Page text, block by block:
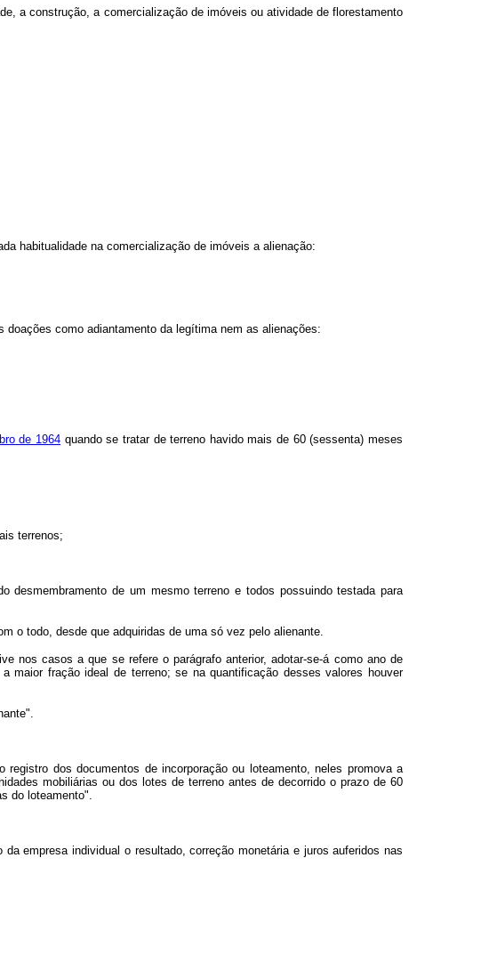
a construção, a comercialização de imóveis ou atividade de florestamento
habitualidade na comercialização de imóveis a alienação:
como adiantamento da legítima nem as alienações:
de 1964quando se tratar de terreno havido mais de 60 (sessenta) meses
terrenos;
de um mesmo terreno e todos possuindo testada para
o todo, desde que adquiridas de uma só vez pelo alienante.
nos casos a que se refere o parágrafo anterior, adotar-se-á como ano de
maior fração ideal de terreno; se na quantificação desses valores houver
dos documentos de incorporação ou loteamento, neles promova a
mobiliárias ou dos lotes de terreno antes de decorrido o prazo de 60
do loteamento".
empresa individual o resultado, correção monetária e juros auferidos nas